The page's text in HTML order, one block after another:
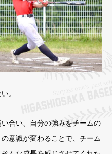
。
合い、自分の強みをチームの
意識が変わることで、チーム